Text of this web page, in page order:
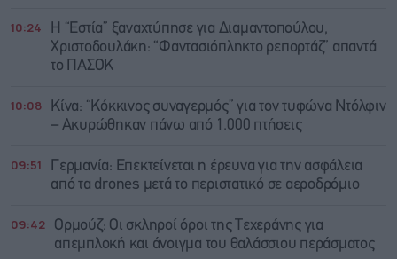
10:24
Η “Εστία” ξαναχτύπησε για Διαμαντοπούλου,
Χριστοδουλάκη: “Φαντασιόπληκτο ρεπορτάζ” απαντά
το ΠΑΣΟΚ
10:08
Κίνα: “Κόκκινος συναγερμός” για τον τυφώνα Ντόλφιν
– Ακυρώθηκαν πάνω από 1.000 πτήσεις
09:51
Γερμανία: Επεκτείνεται η έρευνα για την ασφάλεια
από τα drones μετά το περιστατικό σε αεροδρόμιο
09:42
Ορμούζ: Οι σκληροί όροι της Τεχεράνης για
απεμπλοκή και άνοιγμα του θαλάσσιου περάσματος